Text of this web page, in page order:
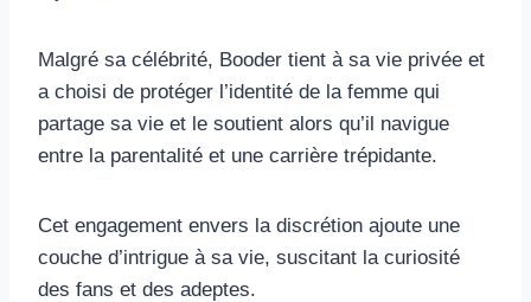
Malgré sa célébrité, Booder tient à sa vie privée et
a choisi de protéger l’identité de la femme qui
partage sa vie et le soutient alors qu’il navigue
entre la parentalité et une carrière trépidante.
Cet engagement envers la discrétion ajoute une
couche d’intrigue à sa vie, suscitant la curiosité
des fans et des adeptes.